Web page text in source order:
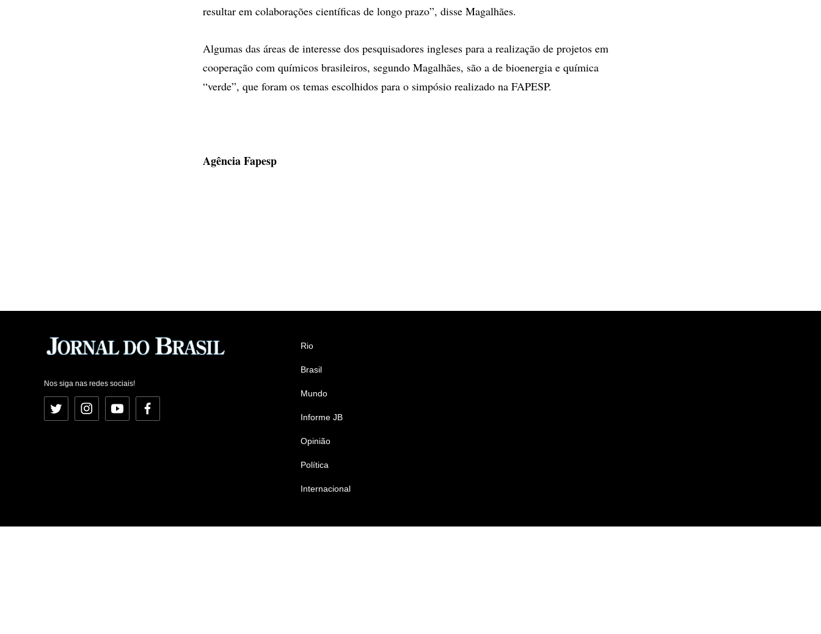
resultar em colaborações científicas de longo prazo”, disse Magalhães.
Algumas das áreas de interesse dos pesquisadores ingleses para a realização de projetos em
cooperação com químicos brasileiros, segundo Magalhães, são a de bioenergia e química
“verde”, que foram os temas escolhidos para o simpósio realizado na FAPESP.
Agência Fapesp
Nos siga nas redes sociais!
Twitter InstagramYouTubeFacebook
Rio
Brasil
Mundo
Informe JB
Opinião
Política
Internacional